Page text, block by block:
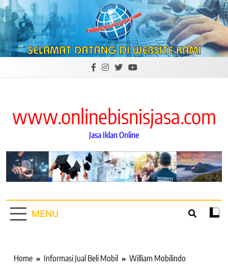
Skip
to
content
www.onlinebisnisjasa.com
Jasa Iklan Online
MENU
Home Informasi Jual Beli Mobil William Mobilindo